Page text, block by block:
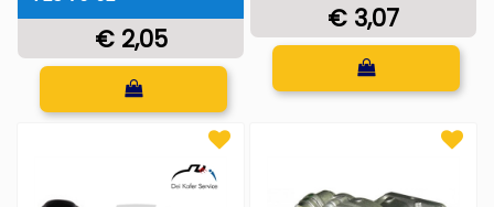
€ 2,05
Quantità
€ 3,07
Quantità